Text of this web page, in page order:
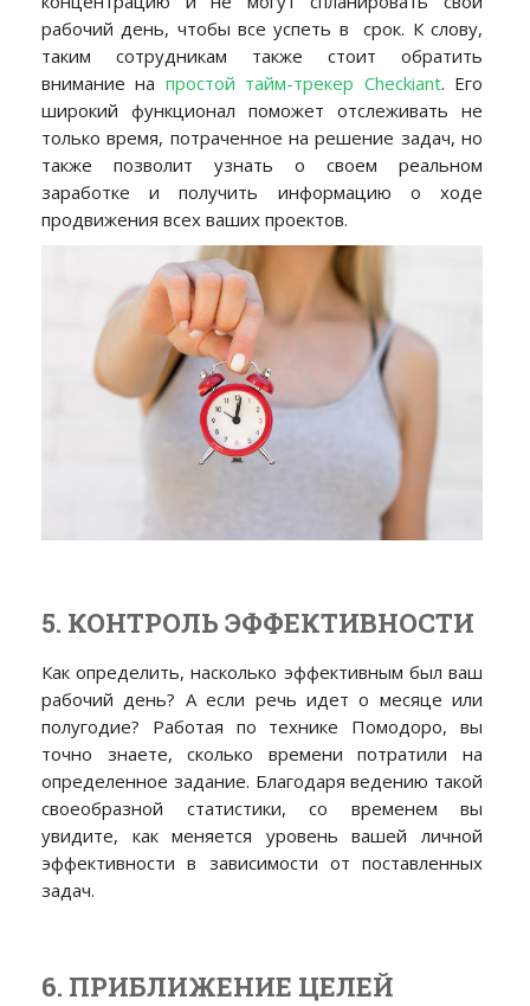
рабочий день, чтобы все успеть в срок. К слову,
таким сотрудникам также стоит обратить
внимание на простой тайм-трекер Checkiant. Его
широкий функционал поможет отслеживать не
только время, потраченное на решение задач, но
также позволит узнать о своем реальном
заработке и получить информацию о ходе
продвижения всех ваших проектов.
5. КОНТРОЛЬ ЭФФЕКТИВНОСТИ
Как определить, насколько эффективным был ваш
рабочий день? А если речь идет о месяце или
полугодие? Работая по технике Помодоро, вы
точно знаете, сколько времени потратили на
определенное задание. Благодаря ведению такой
своеобразной статистики, со временем вы
увидите, как меняется уровень вашей личной
эффективности в зависимости от поставленных
задач.
6. ПРИБЛИЖЕНИЕ ЦЕЛЕЙ